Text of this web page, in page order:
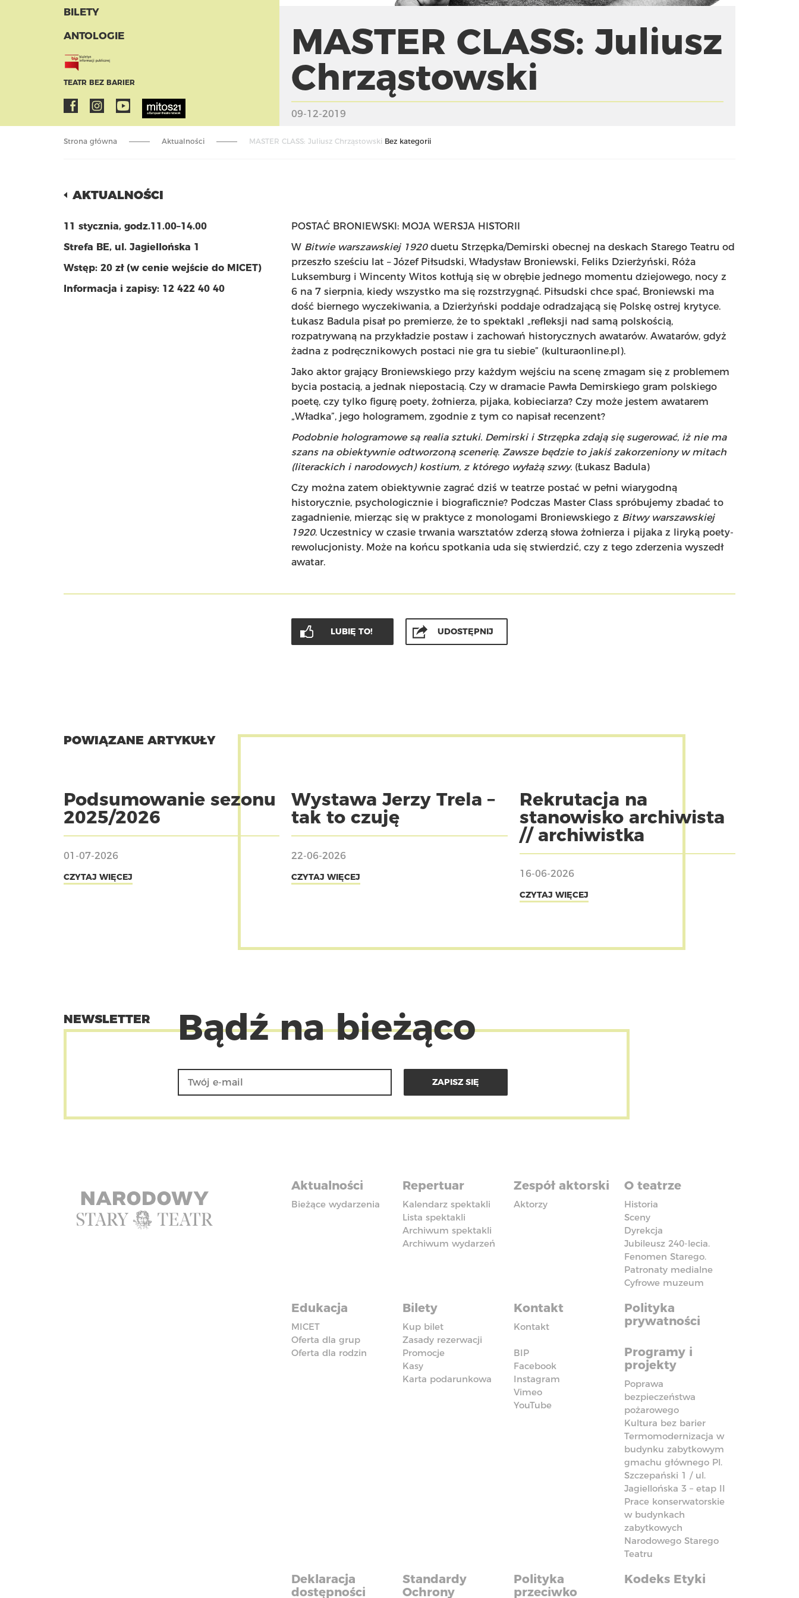
BILETY
ANTOLOGIE
TEATR BEZ BARIER
MASTER CLASS: Juliusz
Chrząstowski
09-12-2019
Strona główna Bez kategorii
Aktualności MASTER CLASS: Juliusz Chrząstowski
AKTUALNOŚCI
11 stycznia, godz.11.00–14.00
Strefa BE, ul. Jagiellońska 1
Wstęp: 20 zł (w cenie wejście do MICET)
Informacja i zapisy: 12 422 40 40
POSTAĆ BRONIEWSKI: MOJA WERSJA HISTORII
W Bitwie warszawskiej 1920duetu Strzępka/Demirski obecnej na deskach Starego Teatru od
przeszło sześciu lat – Józef Piłsudski, Władysław Broniewski, Feliks Dzierżyński, Róża
Luksemburg i Wincenty Witos kotłują się w obrębie jednego momentu dziejowego, nocy z
6 na 7 sierpnia, kiedy wszystko ma się rozstrzygnąć. Piłsudski chce spać, Broniewski ma
dość biernego wyczekiwania, a Dzierżyński poddaje odradzającą się Polskę ostrej krytyce.
Łukasz Badula pisał po premierze, że to spektakl „refleksji nad samą polskością,
rozpatrywaną na przykładzie postaw i zachowań historycznych awatarów. Awatarów, gdyż
żadna z podręcznikowych postaci nie gra tu siebie” (kulturaonline.pl).
Jako aktor grający Broniewskiego przy każdym wejściu na scenę zmagam się z problemem
bycia postacią, a jednak niepostacią. Czy w dramacie Pawła Demirskiego gram polskiego
poetę, czy tylko figurę poety, żołnierza, pijaka, kobieciarza? Czy może jestem awatarem
„Władka”, jego hologramem, zgodnie z tym co napisał recenzent?
Podobnie hologramowe są realia sztuki. Demirski i Strzępka zdają się sugerować, iż nie ma
szans na obiektywnie odtworzoną scenerię. Zawsze będzie to jakiś zakorzeniony w mitach
(literackich i narodowych) kostium, z którego wyłażą szwy. (Łukasz Badula)
Czy można zatem obiektywnie zagrać dziś w teatrze postać w pełni wiarygodną
historycznie, psychologicznie i biograficznie? Podczas Master Class spróbujemy zbadać to
zagadnienie, mierząc się w praktyce z monologami Broniewskiego z Bitwy warszawskiej
1920. Uczestnicy w czasie trwania warsztatów zderzą słowa żołnierza i pijaka z liryką poety-
rewolucjonisty. Może na końcu spotkania uda się stwierdzić, czy z tego zderzenia wyszedł
awatar.
LUBIĘ TO! UDOSTĘPNIJ
POWIĄZANE ARTYKUŁY
Podsumowanie sezonu
2025/2026
01-07-2026
CZYTAJ WIĘCEJ
Wystawa Jerzy Trela –
tak to czuję
22-06-2026
CZYTAJ WIĘCEJ
Rekrutacja na
stanowisko archiwista
// archiwistka
16-06-2026
CZYTAJ WIĘCEJ
NEWSLETTER Bądź na bieżąco
Aktualności
Bieżące wydarzenia
Repertuar
Kalendarz spektakli
Lista spektakli
Archiwum spektakli
Archiwum wydarzeń
Zespół aktorski
Aktorzy
O teatrze
Historia
Sceny
Dyrekcja
Jubileusz 240-lecia.
Fenomen Starego.
Patronaty medialne
Cyfrowe muzeum
Edukacja
MICET
Oferta dla grup
Oferta dla rodzin
Bilety
Kup bilet
Zasady rezerwacji
Promocje
Kasy
Karta podarunkowa
Kontakt
Kontakt
BIP
Facebook
Instagram
Vimeo
YouTube
Polityka
prywatności
Programy i
projekty
Poprawa
bezpieczeństwa
pożarowego
Kultura bez barier
Termomodernizacja w
budynku zabytkowym
gmachu głównego Pl.
Szczepański 1 / ul.
Jagiellońska 3 – etap II
Prace konserwatorskie
w budynkach
zabytkowych
Narodowego Starego
Teatru
Deklaracja
dostępności
Standardy
Ochrony
Polityka
przeciwko
Kodeks Etyki